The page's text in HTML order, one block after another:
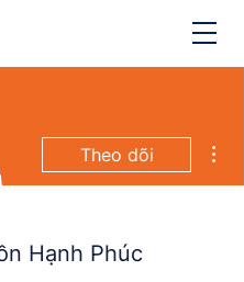
Theo dõi
Hạnh Phúc